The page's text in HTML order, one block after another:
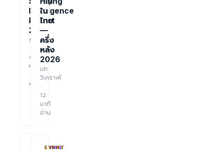
Intelligence
Report
2026
รายงาน
·
48
หน้า
·
ฟรี
ใน
ไทย
—
ครึ่ง
หลัง
2026
บท
วิเคราะห์
·
12
นาที
อ่าน
TRAINING
EVENT